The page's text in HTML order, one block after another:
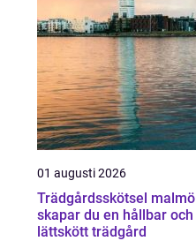
01 augusti 2026
Trädgårdsskötsel malmö så
skapar du en hållbar och
lättskött trädgård